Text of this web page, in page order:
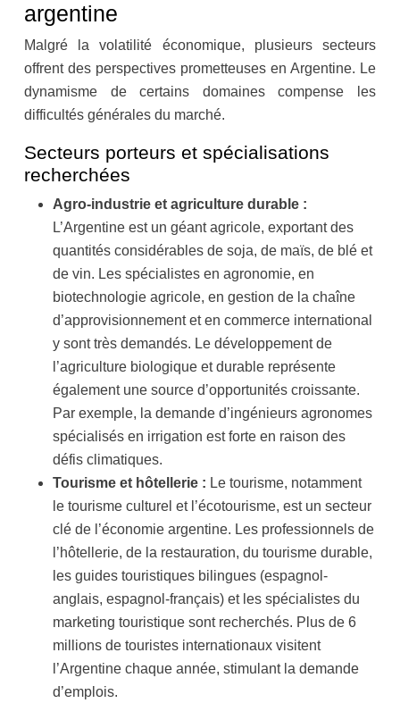
argentine
Malgré la volatilité économique, plusieurs secteurs
offrent des perspectives prometteuses en Argentine. Le
dynamisme de certains domaines compense les
difficultés générales du marché.
Secteurs porteurs et spécialisations
recherchées
Agro-industrie et agriculture durable :
L’Argentine est un géant agricole, exportant des
quantités considérables de soja, de maïs, de blé et
de vin. Les spécialistes en agronomie, en
biotechnologie agricole, en gestion de la chaîne
d’approvisionnement et en commerce international
y sont très demandés. Le développement de
l’agriculture biologique et durable représente
également une source d’opportunités croissante.
Par exemple, la demande d’ingénieurs agronomes
spécialisés en irrigation est forte en raison des
défis climatiques.
Tourisme et hôtellerie : Le tourisme, notamment
le tourisme culturel et l’écotourisme, est un secteur
clé de l’économie argentine. Les professionnels de
l’hôtellerie, de la restauration, du tourisme durable,
les guides touristiques bilingues (espagnol-
anglais, espagnol-français) et les spécialistes du
marketing touristique sont recherchés. Plus de 6
millions de touristes internationaux visitent
l’Argentine chaque année, stimulant la demande
d’emplois.